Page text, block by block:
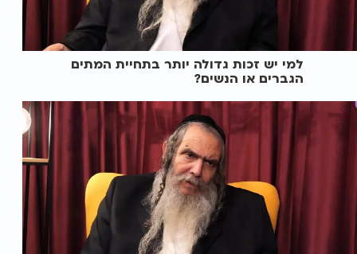
למי יש זכות גדולה יותר בתחיית המתים
הגברים או הנשים?